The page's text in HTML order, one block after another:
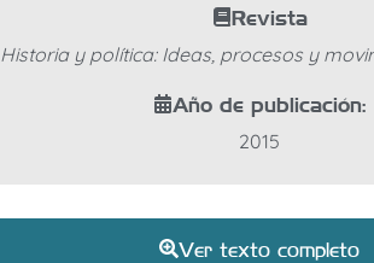
Revista
Historia y política: Ideas, procesos y
Año de publicación:
2015
Ver texto completo